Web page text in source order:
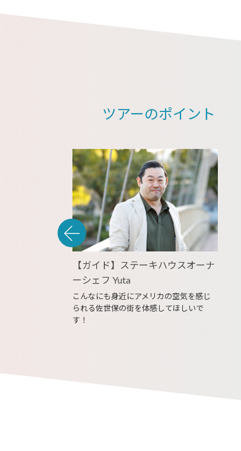
ツアーのポイント
【ガイド】ステーキハウスオーナ
ーシェフ Yuta
こんなにも身近にアメリカの空気を感じ
られる佐世保の街を体感してほしいで
す！